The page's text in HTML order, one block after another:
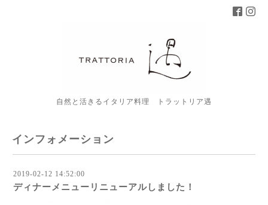
自然と活きるイタリア料理 トラットリア遇
インフォメーション
2019-02-12 14:52:00
ディナーメニューリニューアルしました！